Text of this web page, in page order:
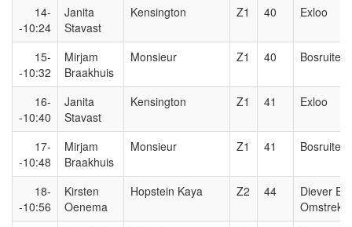
14-
-10:24
Janita
Stavast
Kensington Z1 40 Exloo
15-
-10:32
Mirjam
Braakhuis
Monsieur Z1 40 Bosruiters
16-
-10:40
Janita
Stavast
Kensington Z1 41 Exloo
17-
-10:48
Mirjam
Braakhuis
Monsieur Z1 41 Bosruiters
18-
-10:56
Kirsten
Oenema
Hopstein Kaya Z2 44
Diever En